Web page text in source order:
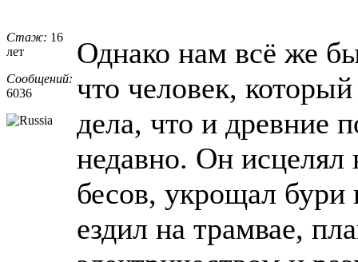
Стаж: 16
лет
Сообщений:
6036
Однако нам всё же
что человек,
дела, что и древние
недавно. Он исцелял
бесов, укрощал
ездил на трамвае,